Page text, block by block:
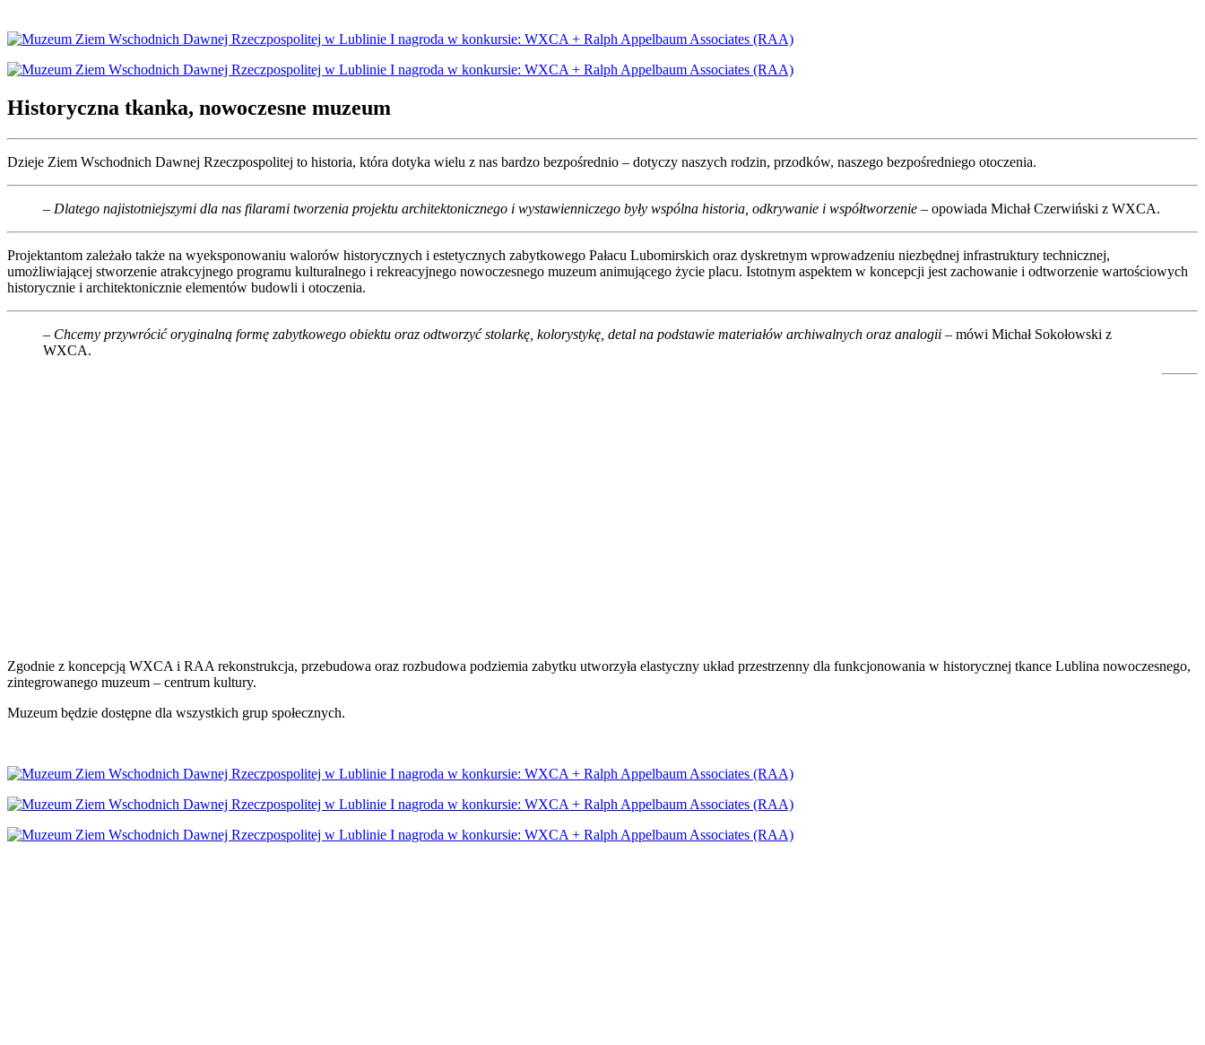
Historyczna tkanka, nowoczesne muzeum
Dzieje Ziem Wschodnich Dawnej Rzeczpospolitej to historia, która dotyka wielu z nas bardzo bezpośrednio – dotyczy naszych rodzin, przodków, naszego bezpośredniego otoczenia.
– Dlatego najistotniejszymi dla nas filarami tworzenia projektu architektonicznego i wystawienniczego były wspólna historia, odkrywanie i współtworzenie – opowiada Michał Czerwiński z WXCA.
Projektantom zależało także na wyeksponowaniu walorów historycznych i estetycznych zabytkowego Pałacu Lubomirskich oraz dyskretnym wprowadzeniu niezbędnej infrastruktury technicznej,
umożliwiającej stworzenie atrakcyjnego programu kulturalnego i rekreacyjnego nowoczesnego muzeum animującego życie placu. Istotnym aspektem w koncepcji jest zachowanie i odtworzenie wartościowych
historycznie i architektonicznie elementów budowli i otoczenia.
– Chcemy przywrócić oryginalną formę zabytkowego obiektu oraz odtworzyć stolarkę, kolorystykę, detal na podstawie materiałów archiwalnych oraz analogii – mówi Michał Sokołowski z
WXCA.
Zgodnie z koncepcją WXCA i RAA rekonstrukcja, przebudowa oraz rozbudowa podziemia zabytku utworzyła elastyczny układ przestrzenny dla funkcjonowania w historycznej tkance Lublina nowoczesnego,
zintegrowanego muzeum – centrum kultury.
Muzeum będzie dostępne dla wszystkich grup społecznych.